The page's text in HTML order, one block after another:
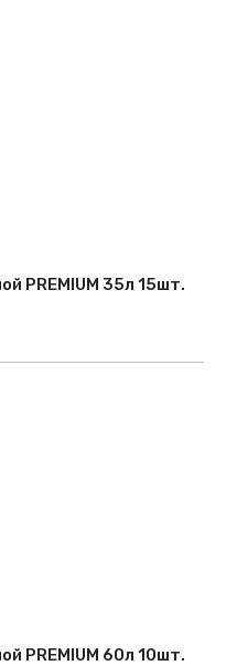
PREMIUM 35л 15шт.
PREMIUM 60л 10шт.